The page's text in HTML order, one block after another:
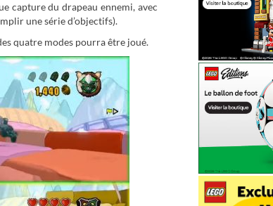
capture du drapeau ennemi, avec
une série d’objectifs).
quatre modes pourra être joué.